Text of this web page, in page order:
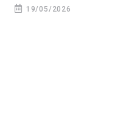
19/05/2026